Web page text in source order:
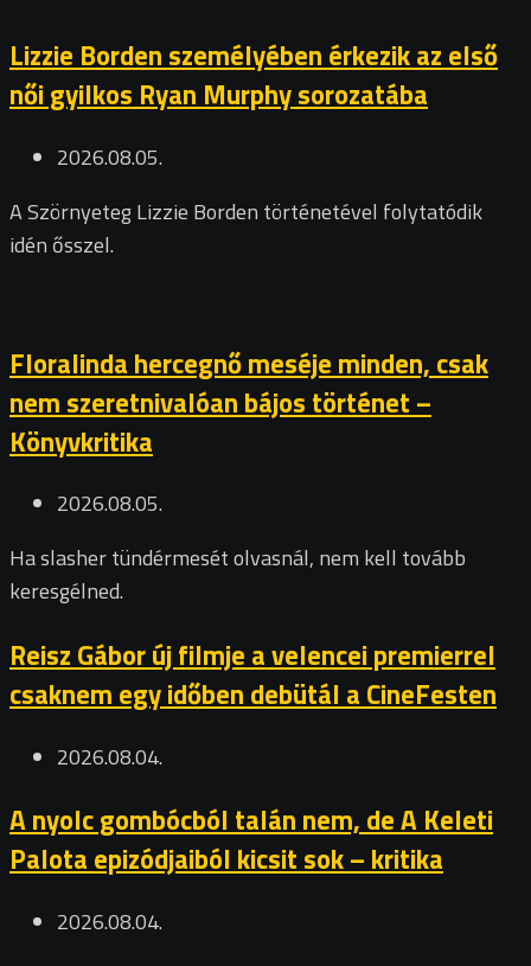
Lizzie Borden személyében érkezik az első
női gyilkos Ryan Murphy sorozatába
2026.08.05.
A Szörnyeteg Lizzie Borden történetével folytatódik
idén ősszel.
Floralinda hercegnő meséje minden, csak
nem szeretnivalóan bájos történet –
Könyvkritika
2026.08.05.
Ha slasher tündérmesét olvasnál, nem kell tovább
keresgélned.
Reisz Gábor új filmje a velencei premierrel
csaknem egy időben debütál a CineFesten
2026.08.04.
A nyolc gombócból talán nem, de A Keleti
Palota epizódjaiból kicsit sok – kritika
2026.08.04.